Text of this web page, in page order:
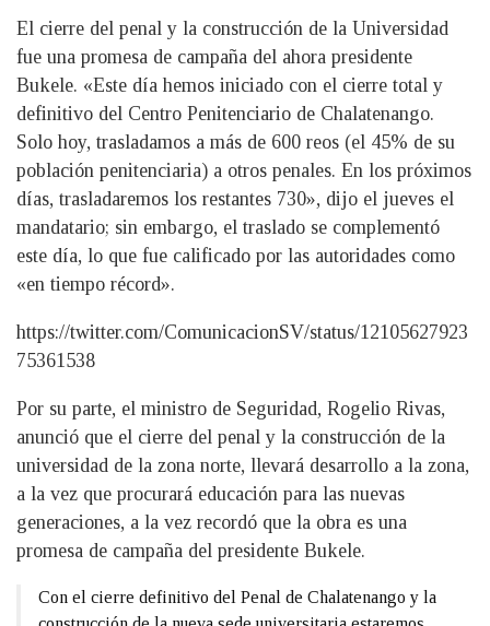
El cierre del penal y la construcción de la Universidad
fue una promesa de campaña del ahora presidente
Bukele. «Este día hemos iniciado con el cierre total y
definitivo del Centro Penitenciario de Chalatenango.
Solo hoy, trasladamos a más de 600 reos (el 45% de su
población penitenciaria) a otros penales. En los próximos
días, trasladaremos los restantes 730», dijo el jueves el
mandatario; sin embargo, el traslado se complementó
este día, lo que fue calificado por las autoridades como
«en tiempo récord».
https://twitter.com/ComunicacionSV/status/12105627923
75361538
Por su parte, el ministro de Seguridad, Rogelio Rivas,
anunció que el cierre del penal y la construcción de la
universidad de la zona norte, llevará desarrollo a la zona,
a la vez que procurará educación para las nuevas
generaciones, a la vez recordó que la obra es una
promesa de campaña del presidente Bukele.
Con el cierre definitivo del Penal de Chalatenango y la